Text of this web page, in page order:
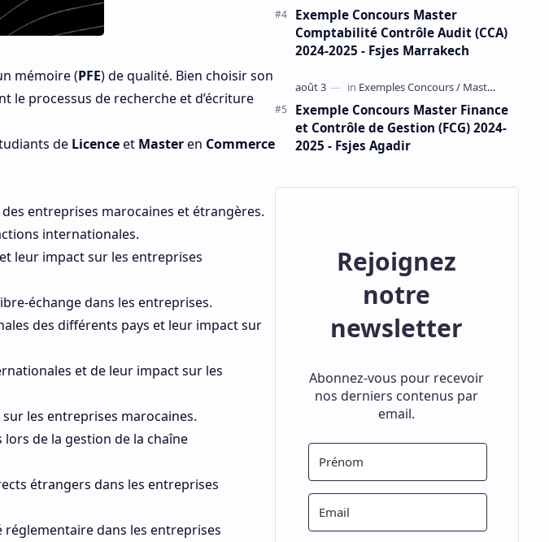
mémoire (PFE) de qualité. Bien choisir son
le processus de recherche et d’écriture
de Licenceet Masteren Commerce
entreprises marocaines et étrangères.
internationales.
leur impact sur les entreprises
échange dans les entreprises.
des différents pays et leur impact sur
et de leur impact sur les
les entreprises marocaines.
de la gestion de la chaîne
étrangers dans les entreprises
dans les entreprises
Exemple Concours Master
Comptabilité Contrôle Audit (CCA)
2024-2025 - Fsjes Marrakech
Exemple Concours Master Finance
et Contrôle de Gestion (FCG) 2024-
2025 - Fsjes Agadir
Rejoignez
notre
newsletter
Abonnez-vous pour recevoir
nos derniers contenus par
email.